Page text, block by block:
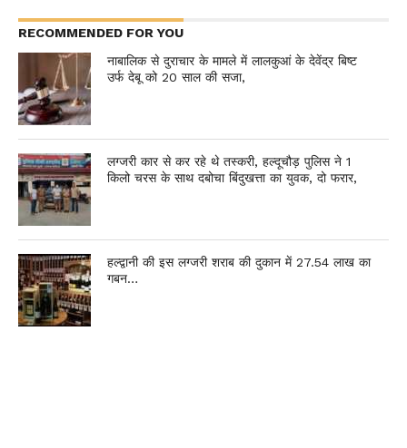
RECOMMENDED FOR YOU
नाबालिक से दुराचार के मामले में लालकुआं के देवेंद्र बिष्ट
उर्फ देबू को 20 साल की सजा,
लग्जरी कार से कर रहे थे तस्करी, हल्दूचौड़ पुलिस ने 1
किलो चरस के साथ दबोचा बिंदुखत्ता का युवक, दो फरार,
हल्द्वानी की इस लग्जरी शराब की दुकान में 27.54 लाख का
गबन…